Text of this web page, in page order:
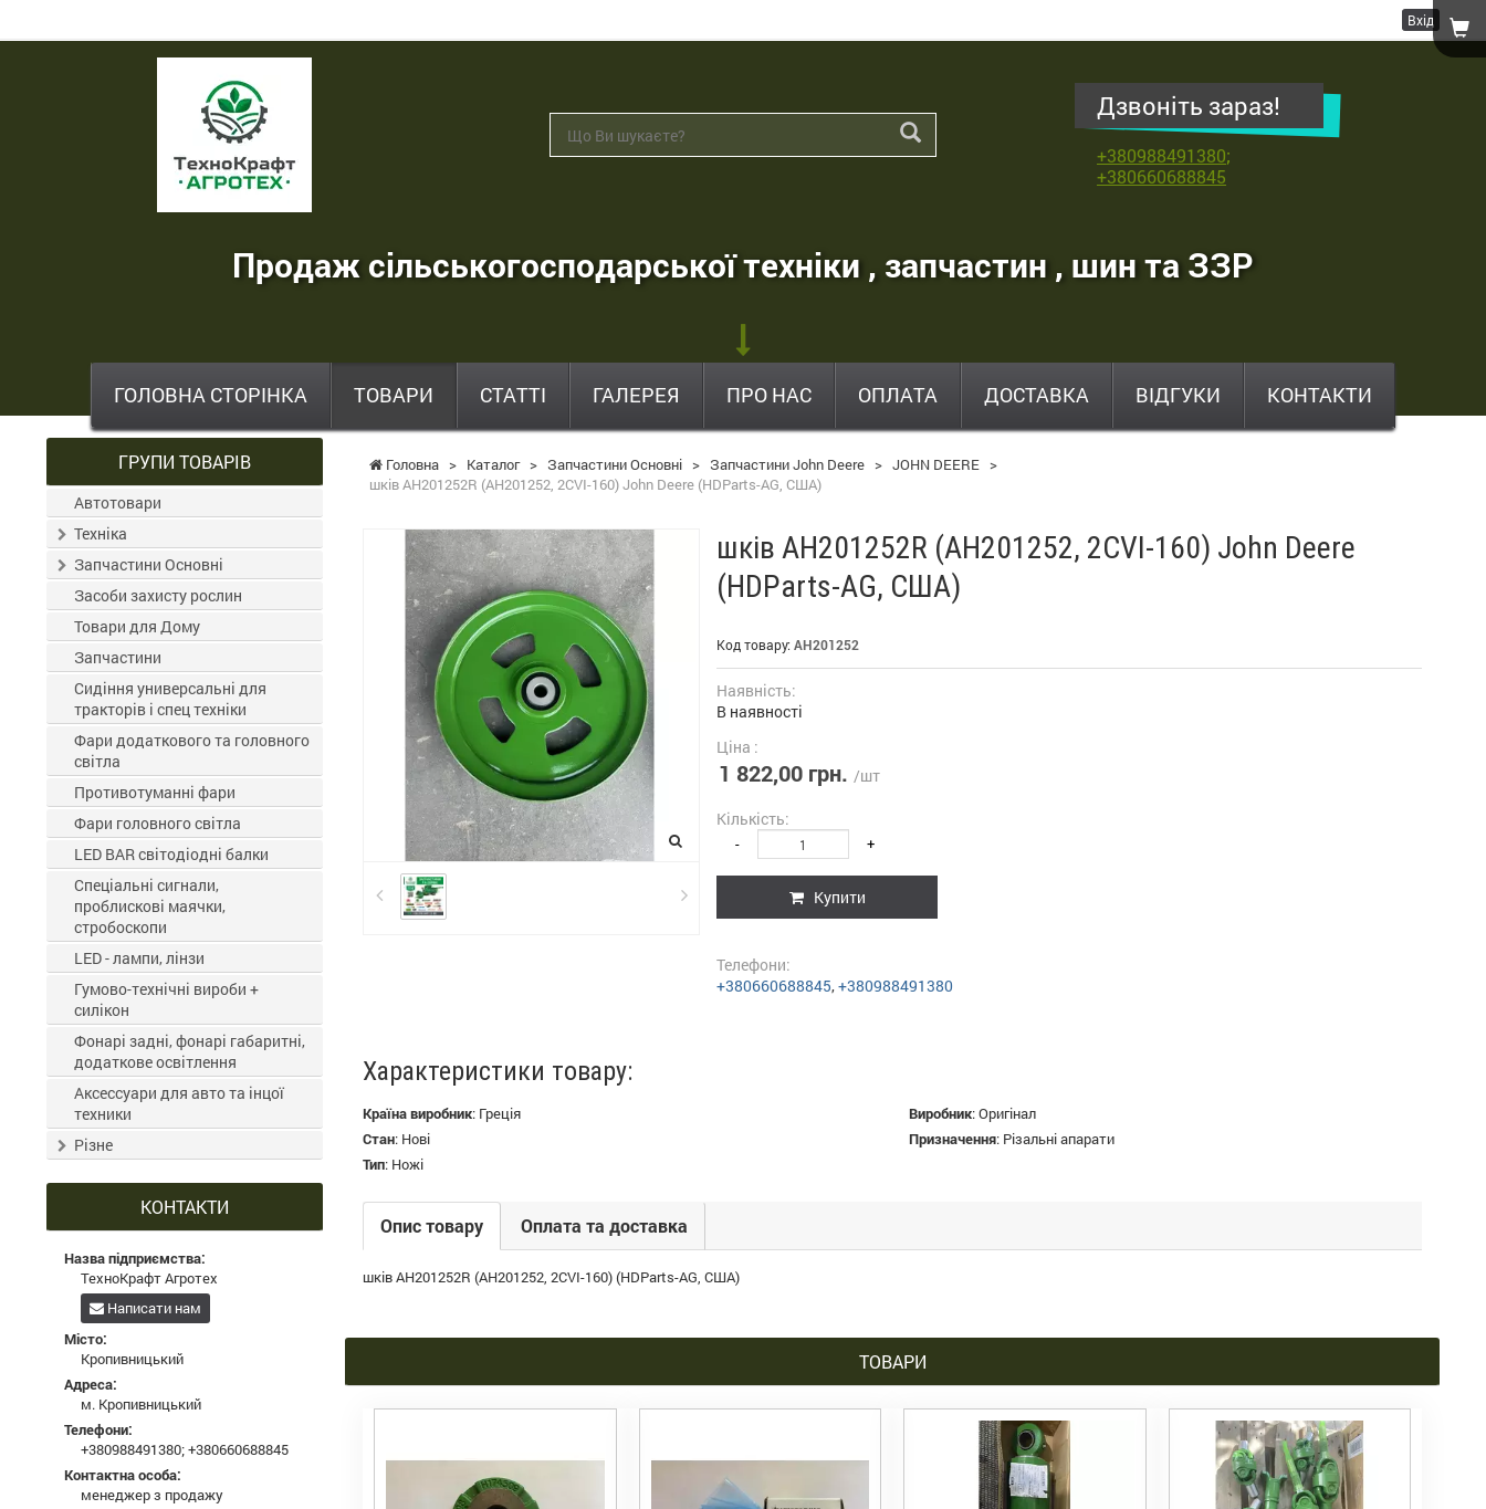
Вхід
ТехноКрафт
Агротех
продаж
,
шин
та
ЗЗР
Дзвоніть зараз!
+380988491380;
+380660688845
Продаж сільськогосподарської техніки , запчастин , шин та ЗЗР
ГОЛОВНА СТОРІНКА ТОВАРИ СТАТТІ ГАЛЕРЕЯ ПРО НАС ОПЛАТА ДОСТАВКА ВІДГУКИ КОНТАКТИ
Головна > Каталог > Запчастини Основні > Запчастини John Deere > JOHN DEERE >
шків AH201252R (AH201252, 2CVI-160) John Deere (HDParts-AG, США)
шків AH201252R (AH201252, 2CVI-160) John Deere
(HDParts-AG, США)
Код товару: AH201252
Наявність:
В наявності
Ціна :
1 822,00 грн. /шт
Кількість:
- +
Купити
Телефони:
+380660688845,+380988491380
Характеристики товару:
Країна виробник: Греція Виробник:Оригінал
Стан: Нові Призначення: Різальні апарати
Тип: Ножі
Опис товару Оплата та доставка
шків AH201252R (AH201252, 2CVI-160) (HDParts-AG, США)
ТОВАРИ
ГРУПИ ТОВАРІВ
Автотовари
Техніка
Запчастини Основні
Засоби захисту рослин
Товари для Дому
Запчастини
Сидіння универсальні для
тракторів і спец техніки
Фари додаткового та головного
світла
Противотуманні фари
Фари головного світла
LED BAR світодіодні балки
Спеціальні сигнали,
проблискові маячки,
стробоскопи
LED - лампи, лінзи
Гумово-технічні вироби +
силікон
Фонарі задні, фонарі габаритні,
додаткове освітлення
Аксессуари для авто та інцої
техники
Різне
КОНТАКТИ
Назва підприємства:
ТехноКрафт Агротех
Написати нам
Місто:
Кропивницький
Адреса:
м. Кропивницький
Телефони:
+380988491380;+380660688845
Контактна особа:
менеджер з продажу